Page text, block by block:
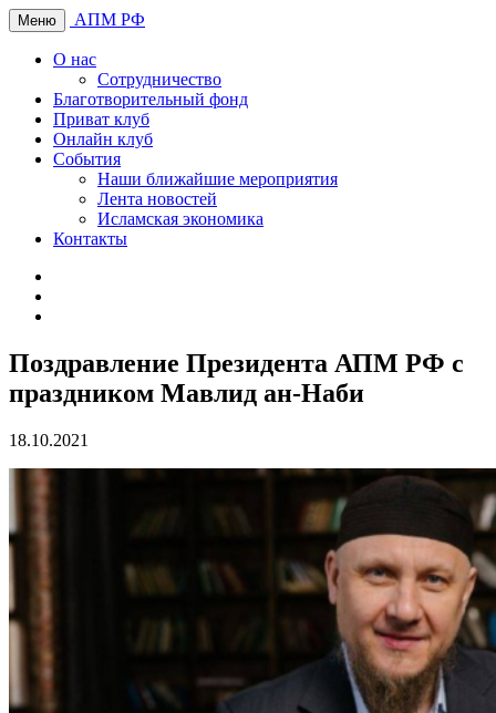
Меню АПМ РФ
О нас
Сотрудничество
Благотворительный фонд
Приват клуб
Онлайн клуб
События
Наши ближайшие мероприятия
Лента новостей
Исламская экономика
Контакты
Поздравление Президента АПМ РФ с
праздником Мавлид ан-Наби
18.10.2021